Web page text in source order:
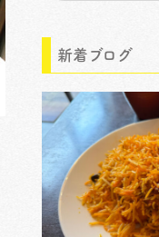
新着ブログ